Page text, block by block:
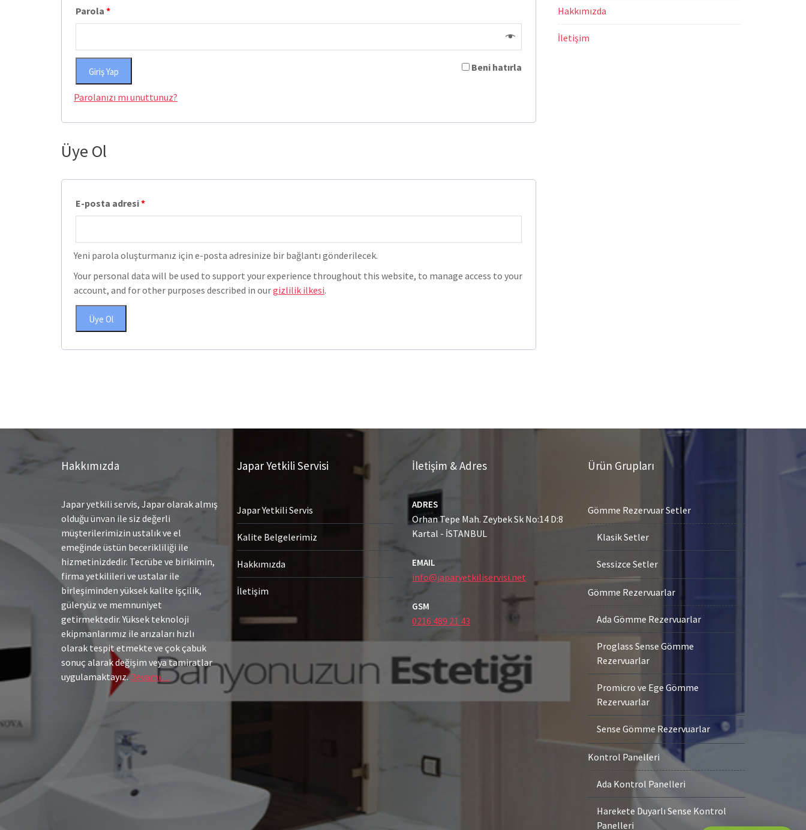
Parola *
Beni hatırla
Giriş Yap
Parolanızı mı unuttunuz?
Üye Ol
E-posta adresi*
Yeni parola oluşturmanız için e-posta adresinize bir bağlantı gönderilecek.
Your personal data will be used to support your experience throughout this website, to manage access to your
account, and for other purposes described in ourgizlilik ilkesi.
Üye Ol
Hakkımızda
İletişim
Hakkımızda
Japar yetkili servis, Japar olarak almış
olduğu ünvan ile siz değerli
müşterilerimizin ustalık ve el
emeğinde üstün becerikliliği ile
hizmetinizdedir. Tecrübe ve birikimin,
firma yetkilileri ve ustalar ile
birleşiminden yüksek kalite işçilik,
güleryüz ve memnuniyet
getirmektedir. Yüksek teknoloji
ekipmanlarımız ile arızaları hızlı
olarak tespit etmekte ve çok çabuk
sonuç alarak değişim veya tamiratlar
uygulamaktayız.Devamı…
Japar Yetkili Servisi
Japar Yetkili Servis
Kalite Belgelerimiz
Hakkımızda
İletişim
İletişim & Adres
ADRES
Orhan Tepe Mah. Zeybek Sk No:14 D:8
Kartal - İSTANBUL
EMAIL
info@japaryetkiliservisi.net
GSM
0216 489 21 43
Ürün Grupları
Gömme Rezervuar Setler
Klasik Setler
Sessizce Setler
Gömme Rezervuarlar
Ada Gömme Rezervuarlar
Proglass Sense Gömme
Rezervuarlar
Promicro ve Ege Gömme
Rezervuarlar
Sense Gömme Rezervuarlar
Kontrol Panelleri
Ada Kontrol Panelleri
Harekete Duyarlı Sense Kontrol
Panelleri